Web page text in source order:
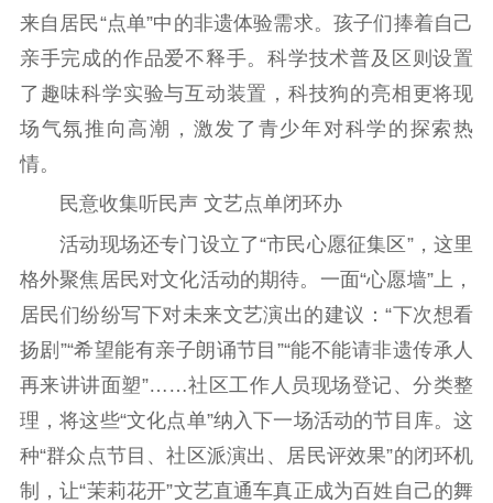
数据资源
公共服务
新时代公民素养
新闻出版
作品著作权
服务管理平台
管理平台
文化产业
统计分析
数字出版
审读服务
新闻发布工作备
案管理系统
电影
服务
理论宣讲
共建共享平台
政工继续教育学
习平台
责任编辑注册
业务申报系统
来自居民“点单”中的非遗体验需求。孩子们捧着自己
亲手完成的作品爱不释手。科学技术普及区则设置
了趣味科学实验与互动装置，科技狗的亮相更将现
场气氛推向高潮，激发了青少年对科学的探索热
情。
民意收集听民声 文艺点单闭环办
活动现场还专门设立了“市民心愿征集区”，这里
格外聚焦居民对文化活动的期待。一面“心愿墙”上，
居民们纷纷写下对未来文艺演出的建议：“下次想看
扬剧”“希望能有亲子朗诵节目”“能不能请非遗传承人
再来讲讲面塑”……社区工作人员现场登记、分类整
理，将这些“文化点单”纳入下一场活动的节目库。这
种“群众点节目、社区派演出、居民评效果”的闭环机
制，让“茉莉花开”文艺直通车真正成为百姓自己的舞